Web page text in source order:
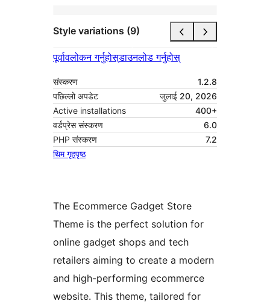
Style variations (9)
पूर्वावलोकन गर्नुहोस्डाउनलोड गर्नुहोस्
संस्करण
1.2.8
पछिल्लो अपडेट
जुलाई 20, 2026
Active installations
400+
वर्डप्रेस संस्करण
6.0
PHP संस्करण
7.2
थिम गृहपृष्ठ
The Ecommerce Gadget Store
Theme is the perfect solution for
online gadget shops and tech
retailers aiming to create a modern
and high-performing ecommerce
website. This theme, tailored for